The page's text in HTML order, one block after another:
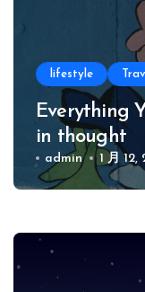
lifestyle
Everything
in thought
admin 1 月 12,